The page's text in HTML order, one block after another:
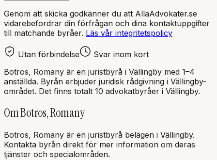
Genom att skicka godkänner du att AllaAdvokater.se
vidarebefordrar din förfrågan och dina kontaktuppgifter
till matchande byråer. Läs vår integritetspolicy
Utan förbindelse
Svar inom kort
Botros, Romany är en juristbyrå i Vällingby med 1–4
anställda. Byrån erbjuder juridisk rådgivning i Vällingby-
området. Det finns totalt 10 advokatbyråer i Vällingby.
OmBotros, Romany
Botros, Romany är en juristbyrå belägen i Vällingby.
Kontakta byrån direkt för mer information om deras
tjänster och specialområden.